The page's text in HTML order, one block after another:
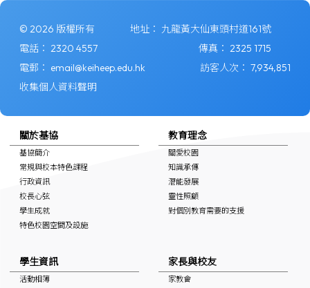
© 2026 版權所有 地址： 九龍黃大仙東頭村道161號
電話： 2320 4557 傳真： 2325 1715
電郵： email@keiheep.edu.hk 訪客人次： 7,934,851
收集個人資料聲明
關於基協
基協簡介
常規與校本特色課程
行政資訊
校長心弦
學生成就
特色校園空間及設施
教育理念
關愛校園
知識承傳
潛能發展
靈性照顧
對個別教育需要的支援
學生資訊
活動相簿
家長與校友
家教會